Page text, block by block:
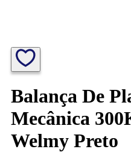
Balança De
Mecânica
Welmy Preto